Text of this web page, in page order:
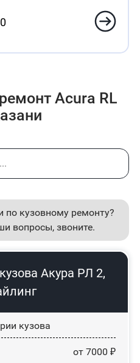
Acura RL
по кузовному ремонту?
вопросы, звоните.
Акура РЛ 2,
кузова
от 7000 ₽